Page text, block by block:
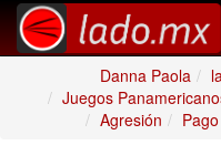
Danna Paola
Juegos
Agresión
Pago